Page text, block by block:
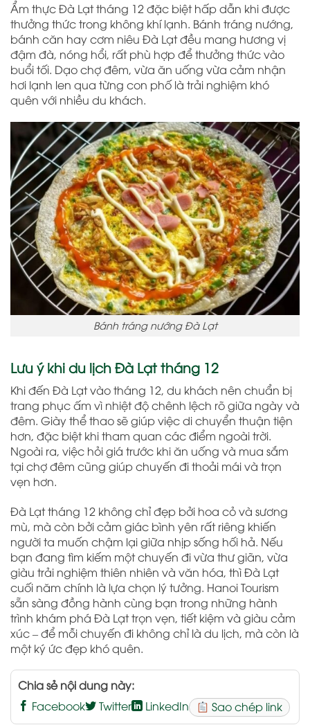
Ẩm thực Đà Lạt tháng 12 đặc biệt hấp dẫn khi được
thưởng thức trong không khí lạnh. Bánh tráng nướng,
bánh căn hay cơm niêu Đà Lạt đều mang hương vị
đậm đà, nóng hổi, rất phù hợp để thưởng thức vào
buổi tối. Dạo chợ đêm, vừa ăn uống vừa cảm nhận
hơi lạnh len qua từng con phố là trải nghiệm khó
quên với nhiều du khách.
Bánh tráng nướng Đà Lạt
Lưu ý khi du lịch Đà Lạt tháng 12
Khi đến Đà Lạt vào tháng 12, du khách nên chuẩn bị
trang phục ấm vì nhiệt độ chênh lệch rõ giữa ngày và
đêm. Giày thể thao sẽ giúp việc di chuyển thuận tiện
hơn, đặc biệt khi tham quan các điểm ngoài trời.
Ngoài ra, việc hỏi giá trước khi ăn uống và mua sắm
tại chợ đêm cũng giúp chuyến đi thoải mái và trọn
vẹn hơn.
Đà Lạt tháng 12 không chỉ đẹp bởi hoa cỏ và sương
mù, mà còn bởi cảm giác bình yên rất riêng khiến
người ta muốn chậm lại giữa nhịp sống hối hả. Nếu
bạn đang tìm kiếm một chuyến đi vừa thư giãn, vừa
giàu trải nghiệm thiên nhiên và văn hóa, thì Đà Lạt
cuối năm chính là lựa chọn lý tưởng. Hanoi Tourism
sẵn sàng đồng hành cùng bạn trong những hành
trình khám phá Đà Lạt trọn vẹn, tiết kiệm và giàu cảm
xúc – để mỗi chuyến đi không chỉ là du lịch, mà còn là
một ký ức đẹp khó quên.
Chia sẻ nội dung này:
Facebook
Twitter LinkedIn Sao chép link